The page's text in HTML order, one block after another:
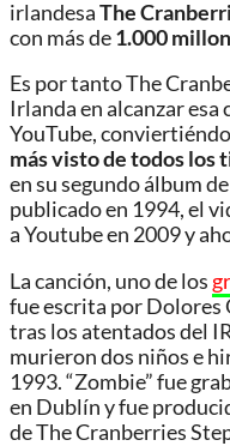
irlandesaThe
con más de1.000
Es por tanto The
Irlanda en alcanzar
YouTube,
más visto de todos los
en su segundo álbum
publicado en 1994, el
a Youtube en 2009 y
La canción, uno de los
fue escrita por Dolores
tras los atentados del
murieron dos niños e
1993. “Zombie” fue
en Dublín y fue
de The Cranberries